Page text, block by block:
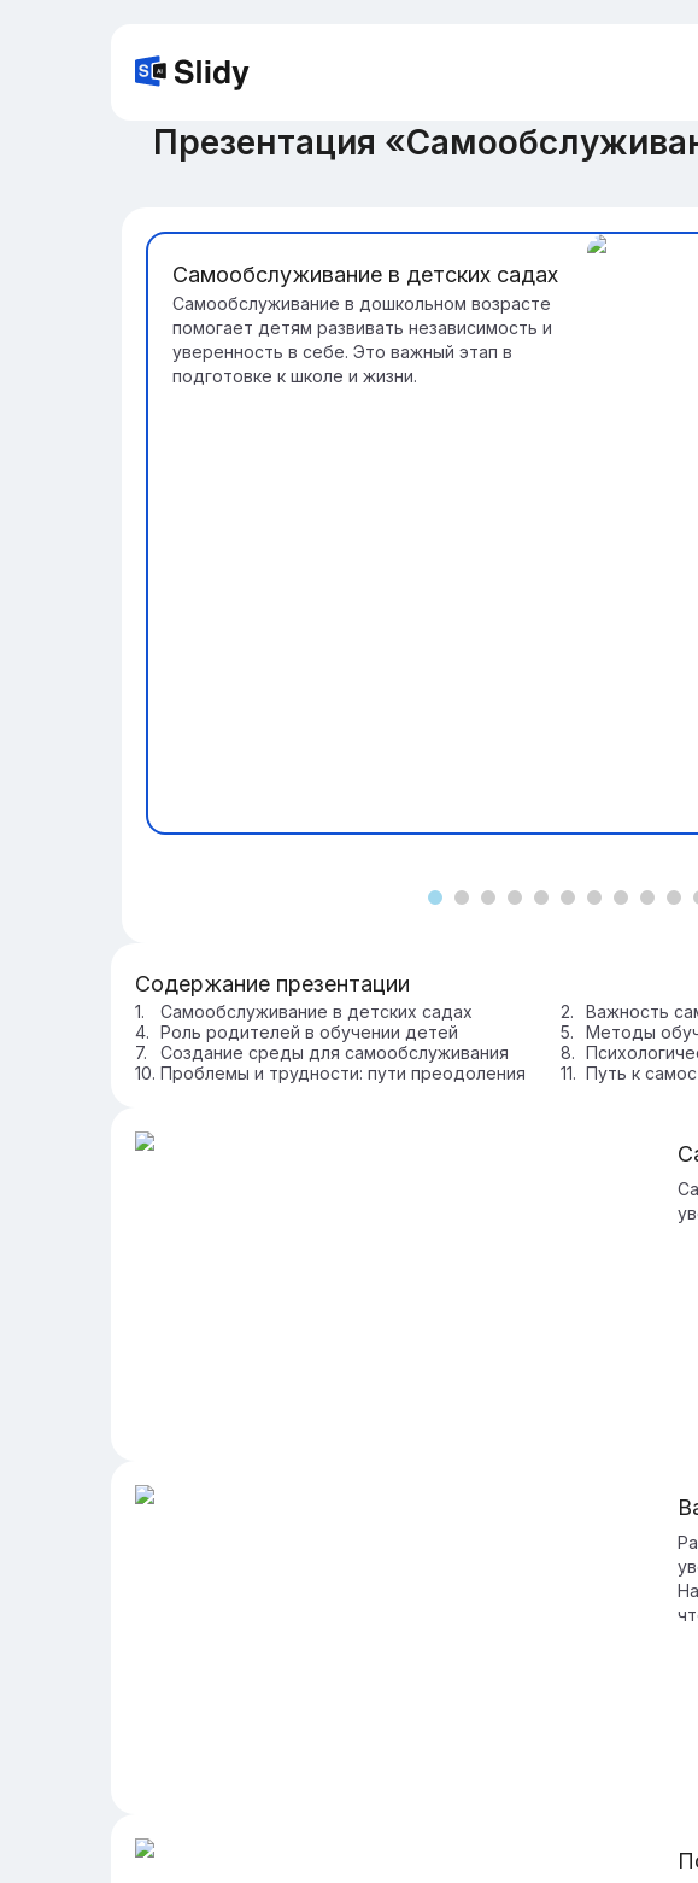
Презентация
Самообслуживание в детских садах
Самообслуживание в дошкольном возрасте
помогает детям развивать независимость и
уверенность в себе. Это важный этап в
подготовке к школе и жизни.
Содержание презентации
Самообслуживание в детских садах Важность
Роль родителей в обучении детей
Методы
Создание среды для самообслуживания
Проблемы и трудности: пути преодоления
Путь к